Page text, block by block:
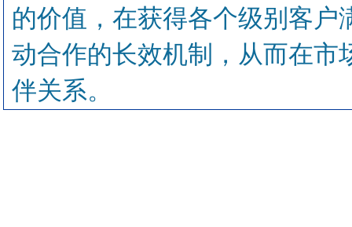
的价值，在获得各个级别客
动合作的长效机制，从而在市
伴关系。